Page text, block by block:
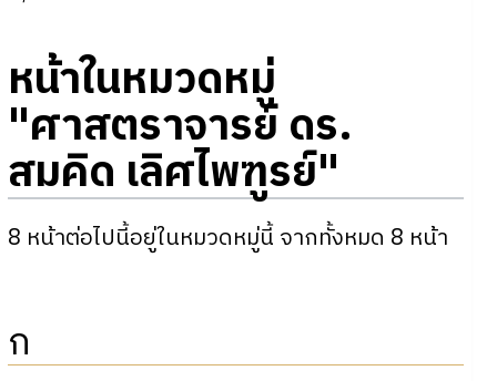
หน้าในหมวดหมู่
"ศาสตราจารย์ ดร.
สมคิด เลิศไพฑูรย์"
8 หน้าต่อไปนี้อยู่ในหมวดหมู่นี้ จากทั้งหมด 8 หน้า
ก